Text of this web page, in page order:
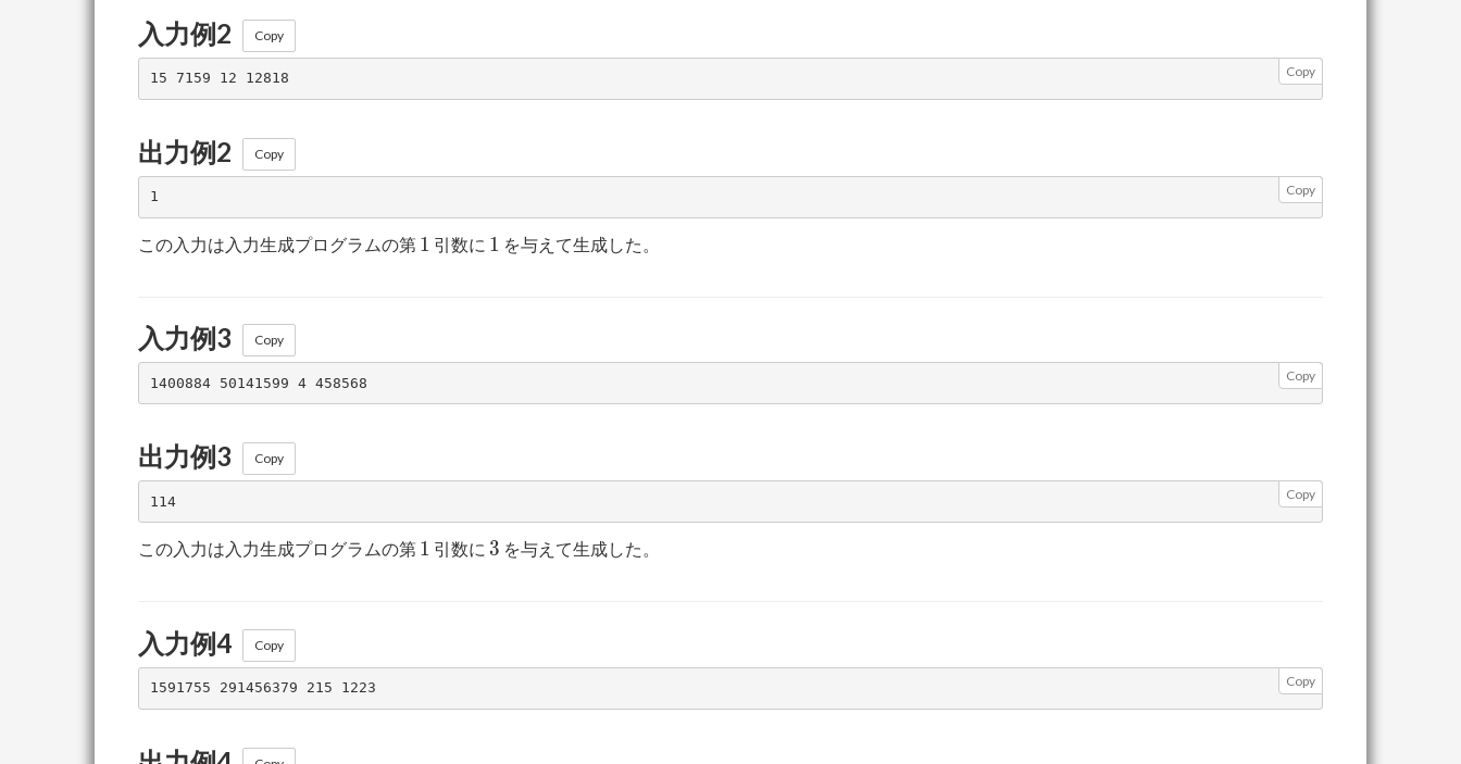
6
入力例2 Copy
Copy
出力例2 Copy
Copy
この入力は入力生成プログラムの第 1
1 引数に 1
1 を与えて生成した。
入力例3 Copy
Copy
出力例3 Copy
Copy
114
この入力は入力生成プログラムの第 1
1 引数に 3
3 を与えて生成した。
入力例4 Copy
Copy